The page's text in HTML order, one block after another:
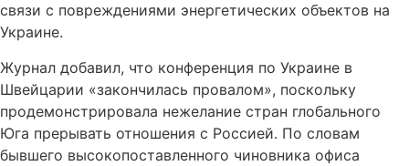
связи с повреждениями энергетических объектов на
Украине.
Журнал добавил, что конференция по Украине в
Швейцарии «закончилась провалом», поскольку
продемонстрировала нежелание стран глобального
Юга прерывать отношения с Россией. По словам
бывшего высокопоставленного чиновника офиса